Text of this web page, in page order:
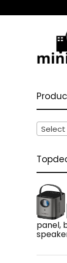
panel,